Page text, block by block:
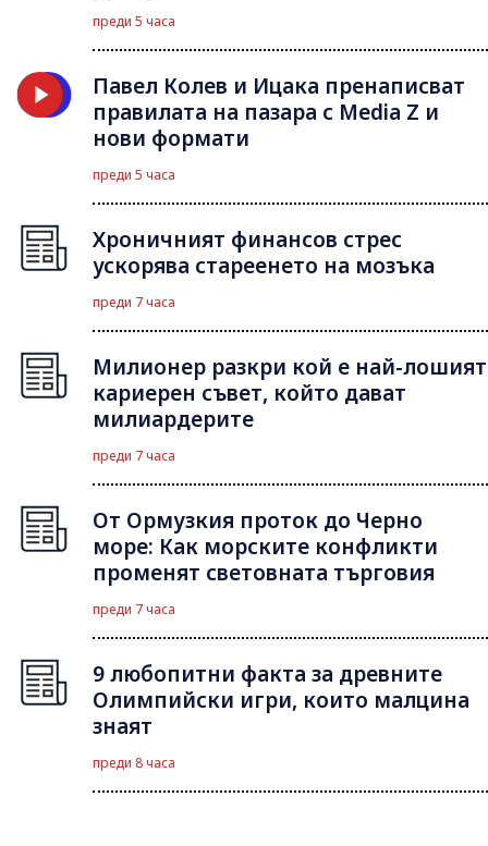
преди 5 часа
Павел Колев и Ицака пренаписват
правилата на пазара с Media Z и
нови формати
преди 5 часа
Хроничният финансов стрес
ускорява стареенето на мозъка
преди 7 часа
Милионер разкри кой е най-лошият
кариерен съвет, който дават
милиардерите
преди 7 часа
От Ормузкия проток до Черно
море: Как морските конфликти
променят световната търговия
преди 7 часа
9 любопитни факта за древните
Олимпийски игри, които малцина
знаят
преди 8 часа